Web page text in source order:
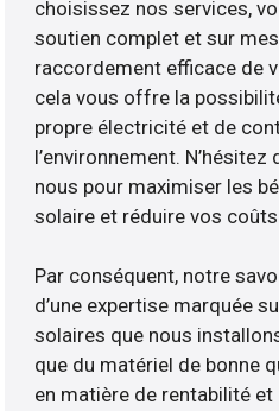
choisissez nos services,
soutien complet et sur
raccordement efficace de
cela vous offre la
propre électricité et de
l’environnement.
nous pour maximiser les
solaire et réduire vos
Par conséquent, notre
d’une expertise marquée
solaires que nous
que du matériel de bonne
en matière de rentabilité et